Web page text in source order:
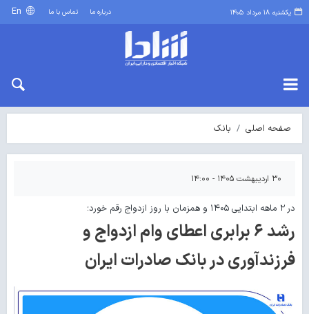
یکشنبه ۱۸ مرداد ۱۴۰۵ درباره ما تماس با ما
صفحه اصلی بانک
۳۰ اردیبهشت ۱۴۰۵ - ۱۴:۰۰
در ۲ ماهه ابتدایی ۱۴۰۵ و همزمان با روز ازدواج رقم خورد؛
رشد ۶ برابری اعطای وام ازدواج و
فرزندآوری در بانک صادرات ایران